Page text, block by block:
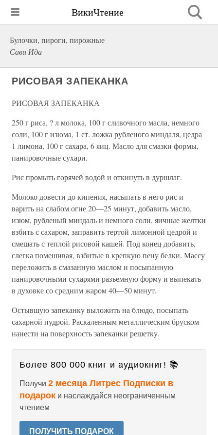
ВикиЧтение
Булочки, пироги, пирожные
Сави Ида
РИСОВАЯ ЗАПЕКАНКА
РИСОВАЯ ЗАПЕКАНКА
250 г риса, ? л молока, 100 г сливочного масла, немного
соли, 100 г изюма, 1 ст. ложка рубленого миндаля, цедра
1 лимона, 100 г сахара, 6 яиц. Масло для смазки формы,
панировочные сухари.
Рис промыть горячей водой и откинуть в дуршлаг.
Молоко довести до кипения, насыпать в него рис и
варить на слабом огне 20—25 минут, добавить масло,
изюм, рубленый миндаль и немного соли, яичные желтки
взбить с сахаром, заправить тертой лимонной цедрой и
смешать с теплой рисовой кашей. Под конец добавить,
слегка помешивая, взбитые в крепкую пену белки. Массу
переложить в смазанную маслом и посыпанную
панировочными сухарями разъемную форму и выпекать
в духовке со средним жаром 40—50 минут.
Остывшую запеканку выложить на блюдо, посыпать
сахарной пудрой. Раскаленным металлическим бруском
нанести на поверхность запеканки решетку.
Более 800 000 книг и аудиокниг! 📚
Получи 2 месяца Литрес Подписки в
подарок и наслаждайся неограниченным
чтением
ПОЛУЧИТЬ ПОДАРОК